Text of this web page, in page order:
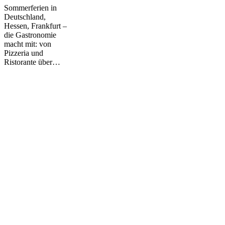
Sommerferien in
Deutschland,
Hessen, Frankfurt –
die Gastronomie
macht mit: von
Pizzeria und
Ristorante über…